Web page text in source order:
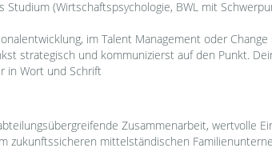
Studium (Wirtschaftspsychologie, BWL mit
im Talent Management oder Change
strategisch und kommunizierst auf den Punkt.
in Wort und Schrift
Zusammenarbeit, wertvolle
zukunftssicheren mittelständischen